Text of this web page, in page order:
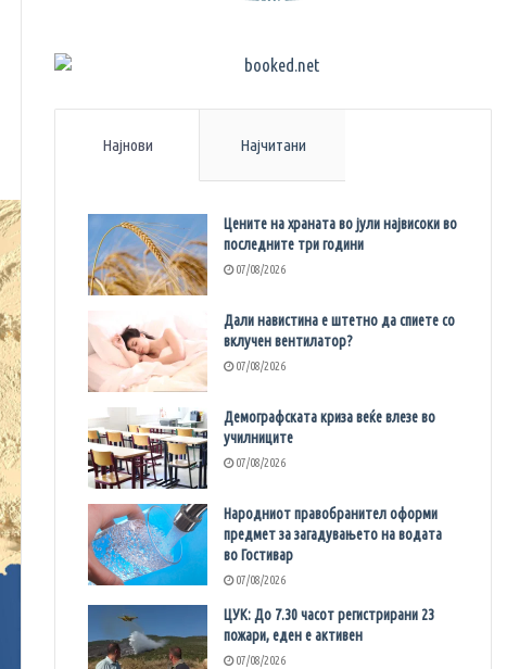
Најнови Најчитани
Цените на храната во јули највисоки во
последните три години
07/08/2026
Дали навистина е штетно да спиете со
вклучен вентилатор?
07/08/2026
Демографската криза веќе влезе во
училниците
07/08/2026
Народниот правобранител оформи
предмет за загадувањето на водата
во Гостивар
07/08/2026
ЦУК: До 7.30 часот регистрирани 23
пожари, еден е активен
07/08/2026